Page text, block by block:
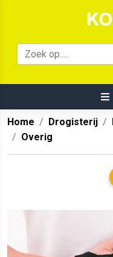
Home Drogisterij
Overig